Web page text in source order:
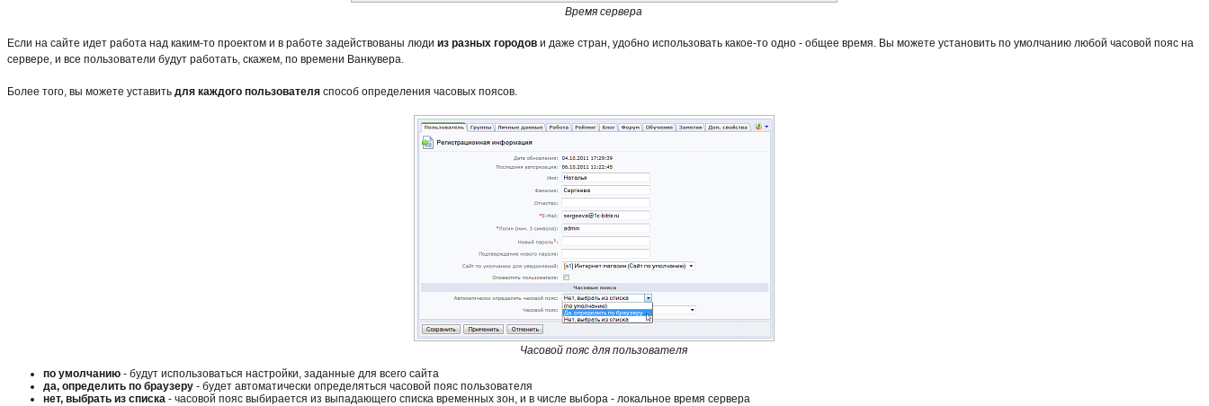
Время сервера
Если на сайте идет работа над каким-то проектом и в работе задействованы люди из разных городов и даже стран, удобно использовать какое-то одно - общее время. Вы можете установить по умолчанию любой часовой пояс на
сервере, и все пользователи будут работать, скажем, по времени Ванкувера.
Более того, вы можете уставить для каждого пользователя способ определения часовых поясов.
Часовой пояс для пользователя
по умолчанию - будут использоваться настройки, заданные для всего сайта
да, определить по браузеру - будет автоматически определяться часовой пояс пользователя
нет, выбрать из списка - часовой пояс выбирается из выпадающего списка временных зон, и в числе выбора - локальное время сервера